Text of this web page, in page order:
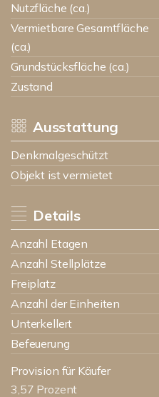
Nutzfläche (ca.)
Vermietbare Gesamtfläche
(ca.)
Grundstücksfläche (ca.)
Zustand
Ausstattung
Denkmalgeschützt
Objekt ist vermietet
Details
Anzahl Etagen
Anzahl Stellplätze
Freiplatz
Anzahl der Einheiten
Unterkellert
Befeuerung
Provision für Käufer
3,57 Prozent